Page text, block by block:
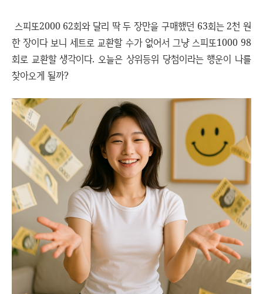
스피또2000 62회와 달리 딱 두 장만을 구매했던 63회는 2천 원
한 장이다 보니 세트로 교환할 수가 없어서 그냥 스피또1000 98
회로 교환할 생각이다. 오늘은 상위등위 당첨이라는 행운이 나를
찾아오게 될까?